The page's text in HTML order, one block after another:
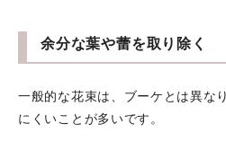
余分な葉や蕾を取り除く
一般的な花束は、ブーケとは異な
にくいことが多いです。